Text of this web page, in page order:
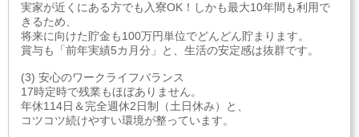
実家が近くにある方でも入寮OK！しかも最大10年間も利用で
きるため、
将来に向けた貯金も100万円単位でどんどん貯まります。
賞与も「前年実績5カ月分」と、生活の安定感は抜群です。
(3) 安心のワークライフバランス
17時定時で残業もほぼありません。
年休114日＆完全週休2日制（土日休み）と、
コツコツ続けやすい環境が整っています。